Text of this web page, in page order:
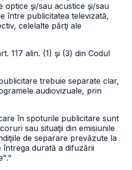
optice şi/sau acustice şi/sau
între publicitatea televizată,
celelalte părţi ale
117 alin. (1) şi (3) din Codul
trebuie separate clar,
audiovizuale, prin
în spoturile publicitare sunt
sau situaţii din emisiunile
de separare prevăzute la
întrega durată a difuzării